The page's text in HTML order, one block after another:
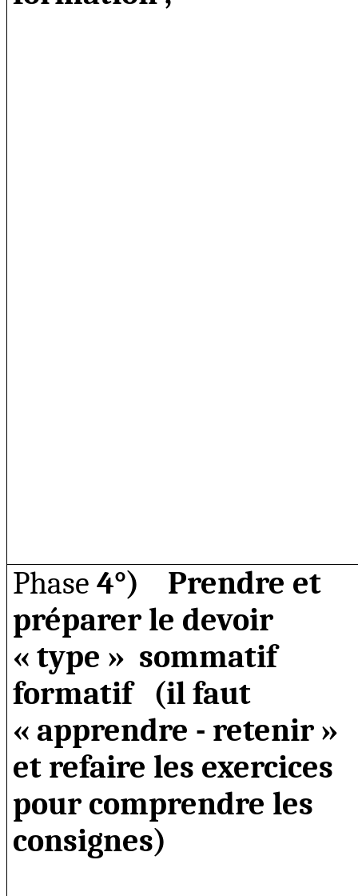
Phase4°)
Prendre et
préparer le devoir
« type » sommatif
formatif
(il faut
« apprendre - retenir »
et refaire les exercices
pour comprendre les
consignes)